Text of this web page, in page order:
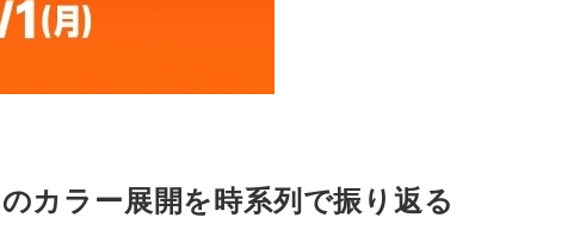
カラー展開を時系列で振り返る